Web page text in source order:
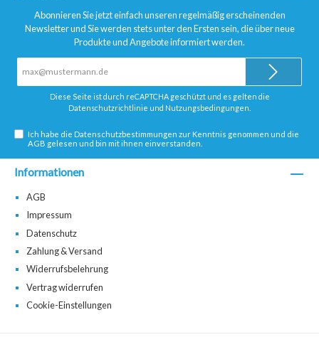
Abonnieren Sie jetzt einfach unseren regelmäßig erscheinenden
Newsletter und Sie werden stets unter den Ersten sein, die über neue
Produkte und Angebote informiert werden.
Adresse*
Diese Seite ist durch reCAPTCHA geschützt und es gelten die
Datenschutzrichtlinie und Nutzungsbedingungen
Ich habe dieDatenschutzbestimmungen zur Kenntnis genommen und die
AGB gelesen und bin mit ihnen einverstanden.
Informationen
AGB
Impressum
Datenschutz
Zahlung & Versand
Widerrufsbelehrung
Vertrag widerrufen
Cookie-Einstellungen